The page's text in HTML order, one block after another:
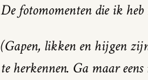
De fotomomenten die ik
(Gapen, likken en hijgen zijn
te herkennen. Ga maar